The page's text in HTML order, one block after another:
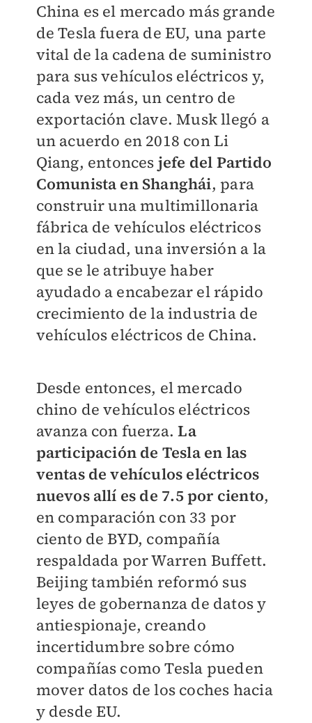
China es el mercado más grande
de Tesla fuera de EU, una parte
vital de la cadena de suministro
para sus vehículos eléctricos y,
cada vez más, un centro de
exportación clave. Musk llegó a
un acuerdo en 2018 con Li
Qiang, entonces jefe del Partido
Comunista en Shanghái, para
construir una multimillonaria
fábrica de vehículos eléctricos
en la ciudad, una inversión a la
que se le atribuye haber
ayudado a encabezar el rápido
crecimiento de la industria de
vehículos eléctricos de China.
Desde entonces, el mercado
chino de vehículos eléctricos
avanza con fuerza.La
participación de Tesla en las
ventas de vehículos eléctricos
nuevos allí es de 7.5 por ciento,
en comparación con 33 por
ciento de BYD, compañía
respaldada por Warren Buffett.
Beijing también reformó sus
leyes de gobernanza de datos y
antiespionaje, creando
incertidumbre sobre cómo
compañías como Tesla pueden
mover datos de los coches hacia
y desde EU.